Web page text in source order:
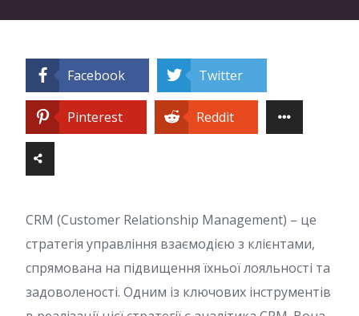
Facebook Twitter
Pinterest Reddit
CRM (Customer Relationship Management) – це
стратегія управління взаємодією з клієнтами,
спрямована на підвищення їхньої лояльності та
задоволеності. Одним із ключових інструментів